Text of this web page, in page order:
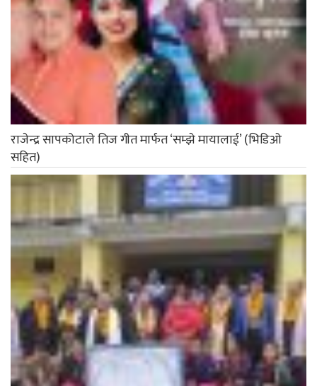
राजेन्द्र सापकोटाले तिज गीत मार्फत ‘सम्झे मायालाई’ (भिडिओ
सहित)